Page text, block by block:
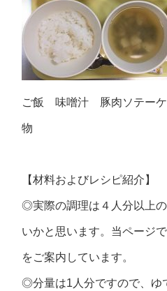
ご飯 味噌汁 豚肉ソテー
物
【材料およびレシピ紹介】
◎実際の調理は４人分以上
いかと思います。当ページ
をご案内しています。
◎分量は1人分ですので、ゆ